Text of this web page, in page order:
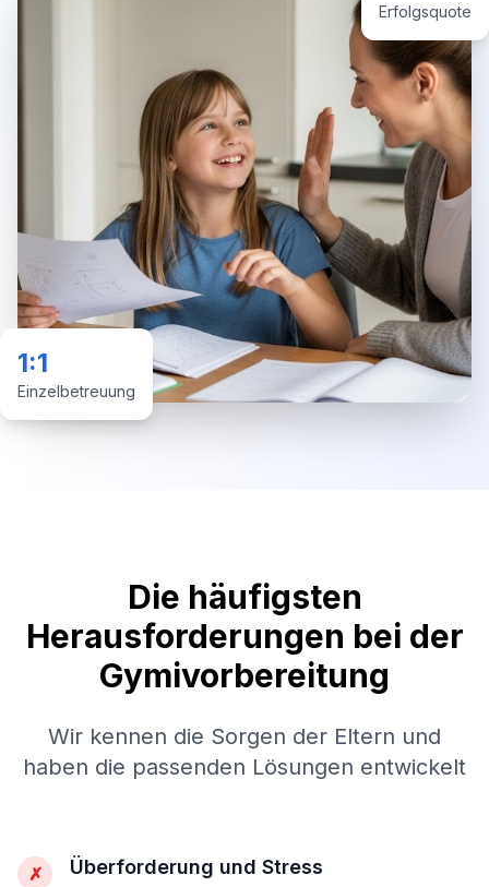
Erfolgsquote
1:1
Einzelbetreuung
Die häufigsten
Herausforderungen bei der
Gymivorbereitung
Wir kennen die Sorgen der Eltern und
haben die passenden Lösungen entwickelt
✗ Überforderung und Stress